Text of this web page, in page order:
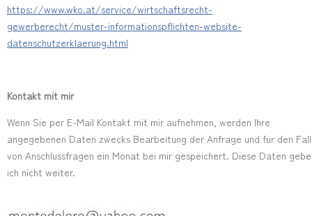
https://www.wko.at/service/wirtschaftsrecht-
gewerberecht/muster-informationspflichten-website-
datenschutzerklaerung.html
Kontakt mit mir
Wenn Sie per E-Mail Kontakt mit mir aufnehmen, werden Ihre
angegebenen Daten zwecks Bearbeitung der Anfrage und für den Fall
von Anschlussfragen ein Monat bei mir gespeichert. Diese Daten gebe
ich nicht weiter.